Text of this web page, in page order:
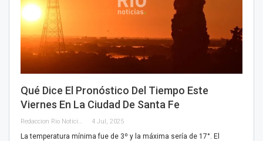
Qué Dice El Pronóstico Del Tiempo Este
Viernes En La Ciudad De Santa Fe
Redaccion Rio Noticias 4 Jul, 2025
La temperatura mínima fue de 3º y la máxima sería de 17°. El